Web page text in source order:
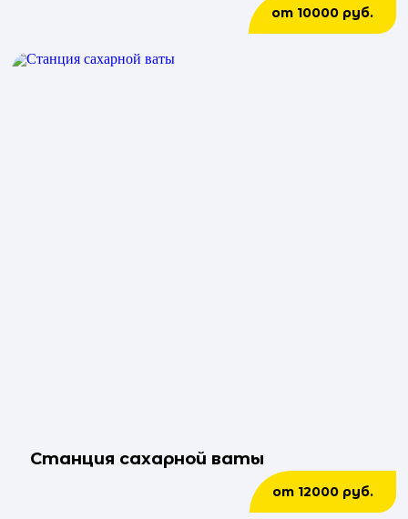
от 10000 руб.
Станция сахарной ваты
от 12000 руб.